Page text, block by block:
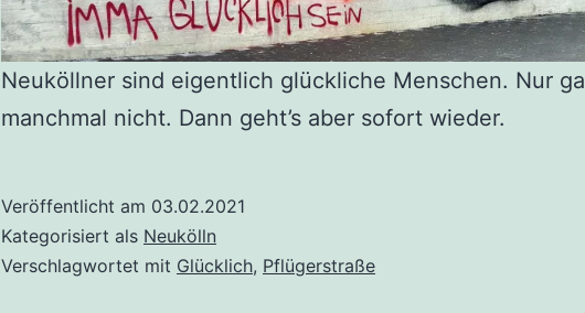
Neuköllner sind eigentlich glückliche Menschen. Nur
manchmal nicht. Dann geht’s aber sofort wieder.
Veröffentlicht am 03.02.2021
Kategorisiert als Neukölln
Verschlagwortet mit Glücklich, Pflügerstraße